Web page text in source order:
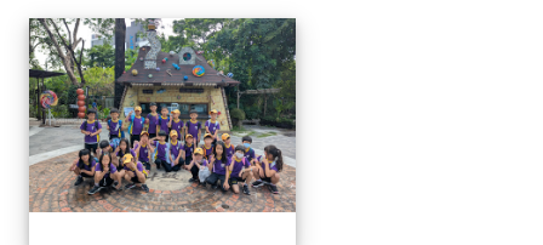
相簿列表 114學年二年級戶外教學